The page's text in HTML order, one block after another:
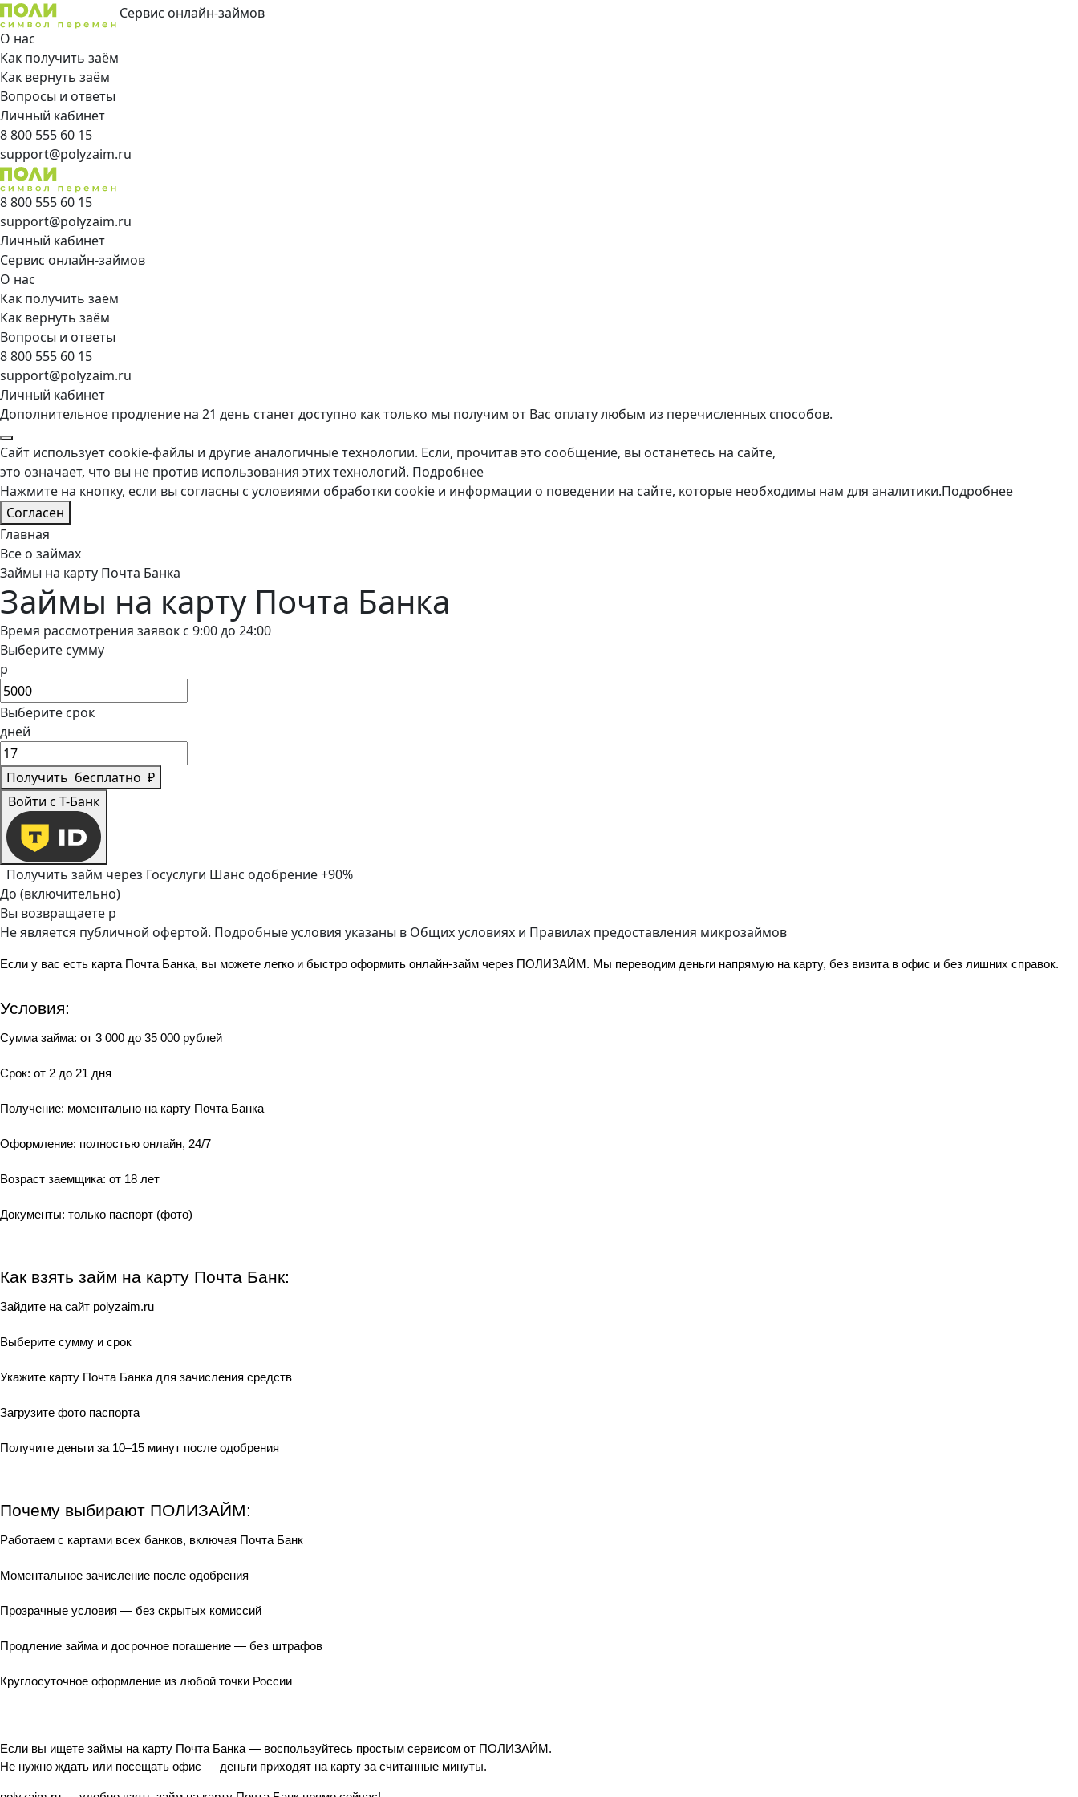
Сервис онлайн-займов
О нас
Как получить заём
Как вернуть заём
Вопросы и ответы
Личный кабинет
8 800 555 60 15
support@polyzaim.ru
8 800 555 60 15
support@polyzaim.ru
Личный кабинет
Сервис онлайн-займов
О нас
Как получить заём
Как вернуть заём
Вопросы и ответы
8 800 555 60 15
support@polyzaim.ru
Личный кабинет
Дополнительное продление на 21 день станет доступно как только мы получим от Вас оплату любым из перечисленных способов.
Сайт использует cookie-файлы и другие аналогичные технологии. Если, прочитав это сообщение, вы останетесь на сайте,
это означает, что вы не против использования этих технологий. Подробнее
Нажмите на кнопку, если вы согласны с условиями обработки cookie и информации о поведении на сайте, которые необходимы нам для аналитики.Подробнее
Согласен
Главная
Все о займах
Займы на карту Почта Банка
Займы на карту Почта Банка
Время рассмотрения заявок с 9:00 до 24:00
Выберите сумму
р
Выберите срок
дней
Получить бесплатно ₽
Войти с Т-Банк
Получить займ через Госуслуги Шанс одобрение +90%
До (включительно)
Вы возвращаете р
Не является публичной офертой. Подробные условия указаны в Общих условиях и Правилах предоставления микрозаймов
Если у вас есть карта Почта Банка, вы можете легко и быстро оформить онлайн-займ через ПОЛИЗАЙМ. Мы переводим деньги напрямую на карту, без визита в офис и без лишних справок.
Условия:
Сумма займа: от 3 000 до 35 000 рублей
Срок: от 2 до 21 дня
Получение: моментально на карту Почта Банка
Оформление: полностью онлайн, 24/7
Возраст заемщика: от 18 лет
Документы: только паспорт (фото)
Как взять займ на карту Почта Банк:
Зайдите на сайт polyzaim.ru
Выберите сумму и срок
Укажите карту Почта Банка для зачисления средств
Загрузите фото паспорта
Получите деньги за 10–15 минут после одобрения
Почему выбирают ПОЛИЗАЙМ:
Работаем с картами всех банков, включая Почта Банк
Моментальное зачисление после одобрения
Прозрачные условия — без скрытых комиссий
Продление займа и досрочное погашение — без штрафов
Круглосуточное оформление из любой точки России
Если вы ищете займы на карту Почта Банка — воспользуйтесь простым сервисом от ПОЛИЗАЙМ.
Не нужно ждать или посещать офис — деньги приходят на карту за считанные минуты.